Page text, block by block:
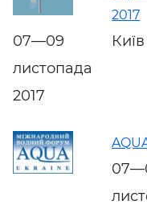
2017
07—09
листопада
2017
Київ